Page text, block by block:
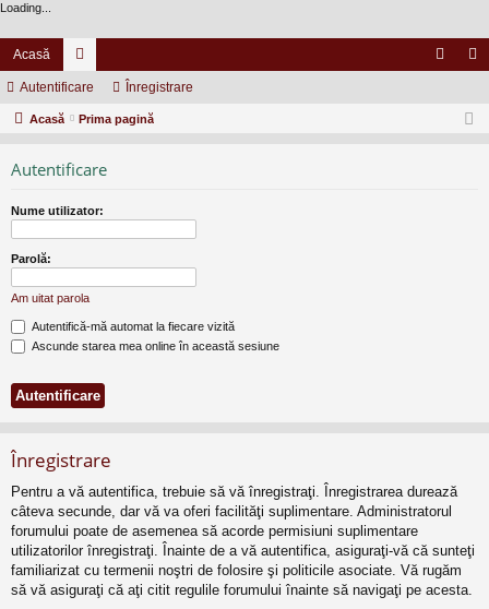
Loading...
Acasă
or
u eg
Autentificare Înregistrare
Acasă Prima pagină
Autentificare
Nume utilizator:
Parolă:
Am uitat parola
Autentifică-mă automat la fiecare vizită
Ascunde starea mea online în această sesiune
Înregistrare
Pentru a vă autentifica, trebuie să vă înregistraţi. Înregistrarea durează
câteva secunde, dar vă va oferi facilităţi suplimentare. Administratorul
forumului poate de asemenea să acorde permisiuni suplimentare
utilizatorilor înregistraţi. Înainte de a vă autentifica, asiguraţi-vă că sunteţi
familiarizat cu termenii noştri de folosire şi politicile asociate. Vă rugăm
să vă asiguraţi că aţi citit regulile forumului înainte să navigaţi pe acesta.